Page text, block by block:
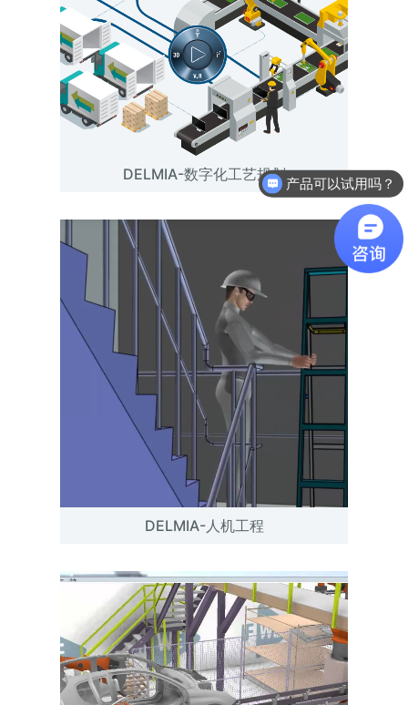
DELMIA-数字化工艺规划
DELMIA-人机工程
产品可以试用吗？